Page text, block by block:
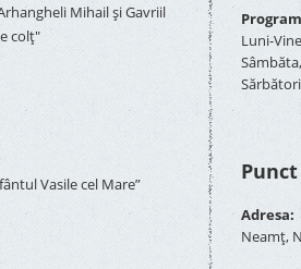
Mihail și Gavriil
colţ"
Vasile cel Mare”
Luni-
Adresa:
Neamț,